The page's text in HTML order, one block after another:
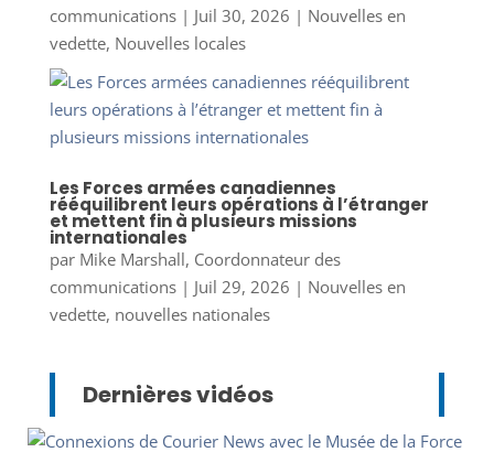
communications| Juil 30, 2026 | Nouvelles en
vedette, Nouvelles locales
Les Forces armées canadiennes
rééquilibrent leurs opérations à l’étranger
et mettent fin à plusieurs missions
internationales
par Mike Marshall, Coordonnateur des
communications| Juil 29, 2026 | Nouvelles en
vedette, nouvelles nationales
Dernières vidéos